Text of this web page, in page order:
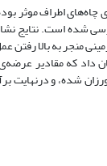
اطراف موثر
جانبی اضافه‌ی برداشت از آب‌های زیرزمینی بر تابع عرضه‌ی گندم با استفاده از روش یوهانسن در دوره‌ی
منجر به بالا رفتن
داد که مقادیر
شده، و درنهایت